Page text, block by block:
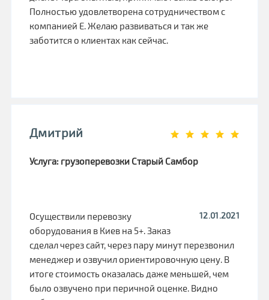
Полностью удовлетворена сотрудничеством с
компанией Е. Желаю развиваться и так же
заботится о клиентах как сейчас.
Дмитрий
Услуга: грузоперевозки Старый Самбор
12.01.2021
Осуществили перевозку
оборудования в Киев на 5+. Заказ
сделал через сайт, через пару минут перезвонил
менеджер и озвучил ориентировочную цену. В
итоге стоимость оказалась даже меньшей, чем
было озвучено при перичной оценке. Видно